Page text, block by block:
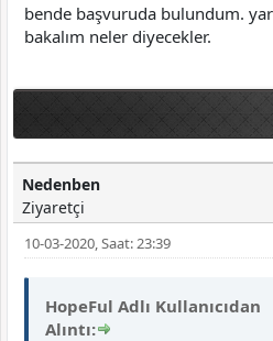
bende başvuruda bulundum.
bakalım neler diyecekler.
Nedenben
Ziyaretçi
10-03-2020, Saat: 23:39
HopeFul Adlı Kullanıcıdan
Alıntı: